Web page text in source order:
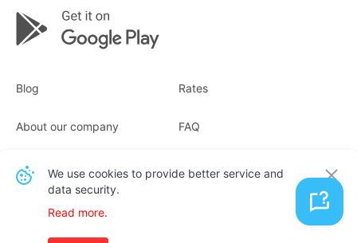
Blog Rates
About our company
Receipts
FAQ
We use cookies to provide better service and
data security.
Read more.